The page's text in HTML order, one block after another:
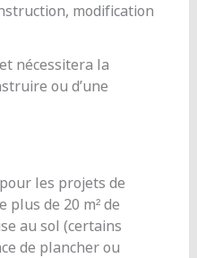
modification
nécessitera la
ou d’une
les projets de
plus de 20 m² de
au sol (certains
de plancher ou